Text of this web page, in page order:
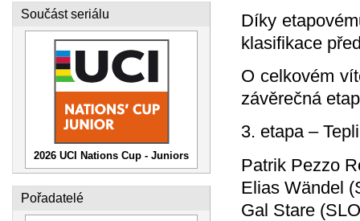
Součást seriálu
2026 UCI Nations Cup - Juniors
Pořadatelé
Díky
klasifikace
O celkovém
závěrečná
3. etapa –
Patrik Pezzo
Elias Wändel
Gal Stare